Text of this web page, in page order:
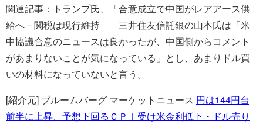
関連記事：トランプ氏、「合意成立で中国がレアアース供
給へ－関税は現行維持 三井住友信託銀の山本氏は「米
中協議合意のニュースは良かったが、中国側からコメント
があまりないことが気になっている」とし、あまりドル買
いの材料になっていないと言う。
[紹介元] ブルームバーグ マーケットニュース 円は144円台
前半に上昇、予想下回るＣＰＩ受け米金利低下・ドル売り